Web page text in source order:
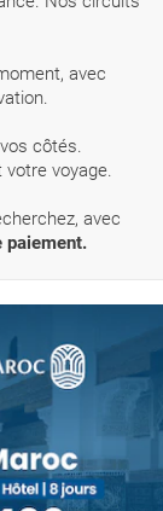
avec
côtés.
voyage.
avec
paiement.